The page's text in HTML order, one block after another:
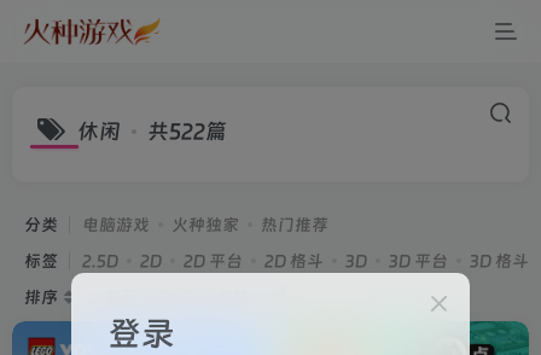
休闲 共522篇
分类 电脑游戏 火种独家
热门推荐
标签
2.5D 2D 2D 平台 2D 格斗 3D 3D 平台
3D 格斗
排序
登录